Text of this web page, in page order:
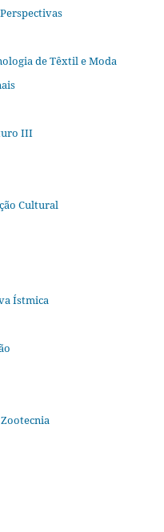
de Têxtil e Moda
III
Cultural
Ístmica